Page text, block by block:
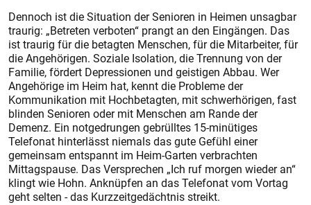
Dennoch ist die Situation der Senioren in Heimen unsagbar
traurig: „Betreten verboten“ prangt an den Eingängen. Das
ist traurig für die betagten Menschen, für die Mitarbeiter, für
die Angehörigen. Soziale Isolation, die Trennung von der
Familie, fördert Depressionen und geistigen Abbau. Wer
Angehörige im Heim hat, kennt die Probleme der
Kommunikation mit Hochbetagten, mit schwerhörigen, fast
blinden Senioren oder mit Menschen am Rande der
Demenz. Ein notgedrungen gebrülltes 15-minütiges
Telefonat hinterlässt niemals das gute Gefühl einer
gemeinsam entspannt im Heim-Garten verbrachten
Mittagspause. Das Versprechen „Ich ruf morgen wieder an“
klingt wie Hohn. Anknüpfen an das Telefonat vom Vortag
geht selten - das Kurzzeitgedächtnis streikt.